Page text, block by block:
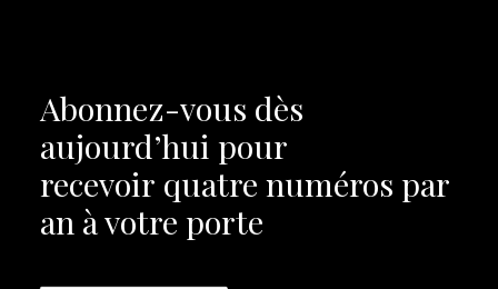
Abonnez-vous dès
aujourd’hui pour
recevoir quatre numéros par
an à votre porte